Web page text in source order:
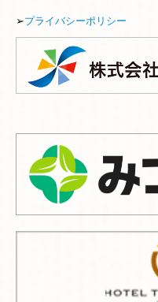
➢プライバシーポリシー